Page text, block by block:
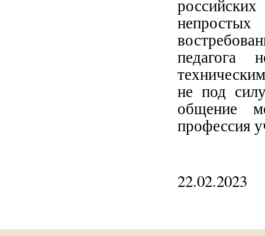
непростых
педагога
не под
общение
профессия
22.02.2023